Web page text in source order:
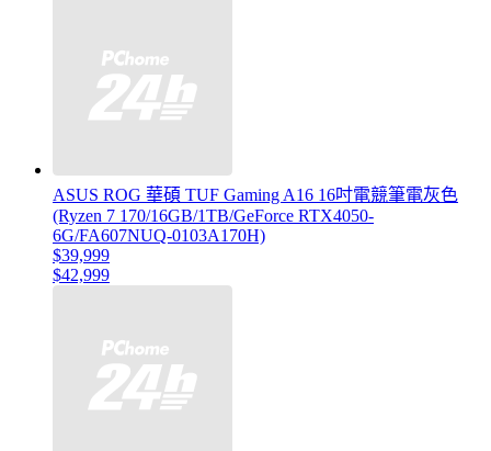
ASUS ROG 華碩 TUF Gaming A16 16吋電競筆電灰色
(Ryzen 7 170/16GB/1TB/GeForce RTX4050-
6G/FA607NUQ-0103A170H)
$39,999
$42,999